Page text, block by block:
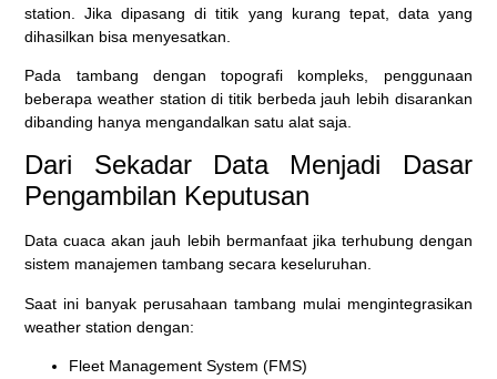
station. Jika dipasang di titik yang kurang tepat, data yang
dihasilkan bisa menyesatkan.
Pada tambang dengan topografi kompleks, penggunaan
beberapa weather station di titik berbeda jauh lebih disarankan
dibanding hanya mengandalkan satu alat saja.
Dari Sekadar Data Menjadi Dasar
Pengambilan Keputusan
Data cuaca akan jauh lebih bermanfaat jika terhubung dengan
sistem manajemen tambang secara keseluruhan.
Saat ini banyak perusahaan tambang mulai mengintegrasikan
weather station dengan:
Fleet Management System (FMS)